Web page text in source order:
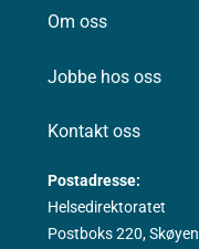
Om oss
Jobbe hos oss
Kontakt oss
Postadresse:
Helsedirektoratet
Postboks 220, Skøyen